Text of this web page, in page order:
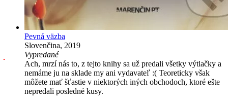
Pevná väzba
Slovenčina, 2019
Vypredané
Ach, mrzí nás to, z tejto knihy sa už predali všetky výtlačky a
nemáme ju na sklade my ani vydavateľ :( Teoreticky však
môžete mať šťastie v niektorých iných obchodoch, ktoré ešte
nepredali posledné kusy.